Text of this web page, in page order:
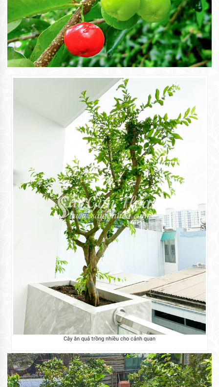
Cây ăn quả trồng nhiều cho cảnh quan